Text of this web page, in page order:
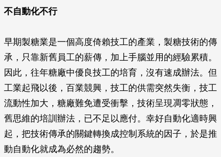
不自動化不行
早期製糖業是一個高度倚賴技工的產業，製糖技術的傳
承，只靠新舊員工的薪傳，加上手腦並用的經驗累積。
因此，往年糖廠中優良技工的培育，沒有速成辦法。但
工業起飛以後，百業競興，技工的供需突然失衡，技工
流動性加大，糖廠難免遭受衝擊，技術呈現凋零狀態，
舊思維的培訓辦法，已不足以應付。幸好自動化適時興
起，把技術傳承的關鍵轉換成控制系統的因子，於是推
動自動化就成為必然的趨勢。